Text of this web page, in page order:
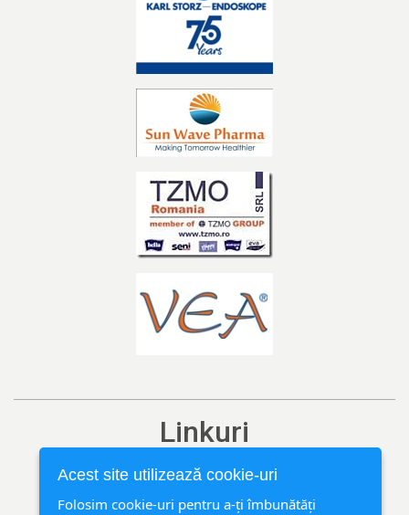
Linkuri
Ediția curentă
Arhivă
Acest site utilizează cookie-uri
Folosim cookie-uri pentru a-ți îmbunătăți